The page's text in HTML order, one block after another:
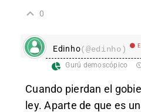
0
Edinho(@edinho)
Gurú demoscópico
Cuando pierdan el
ley. Aparte de que es